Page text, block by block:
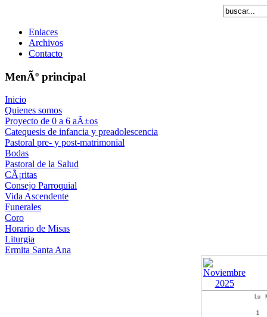
Enlaces
Archivos
Contacto
MenÃº principal
Inicio
Quienes somos
Proyecto de 0 a 6 aÃ±os
Catequesis de infancia y preadolescencia
Pastoral pre- y post-matrimonial
Bodas
Pastoral de la Salud
CÃ¡ritas
Consejo Parroquial
Vida Ascendente
Funerales
Coro
Horario de Misas
Liturgia
Ermita Santa Ana
Lu
1